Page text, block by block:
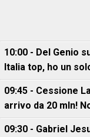
10:00 - Del Genio
Italia top, ho un
09:45 - Cessione
arrivo da 20 mln!
09:30 - Gabriel